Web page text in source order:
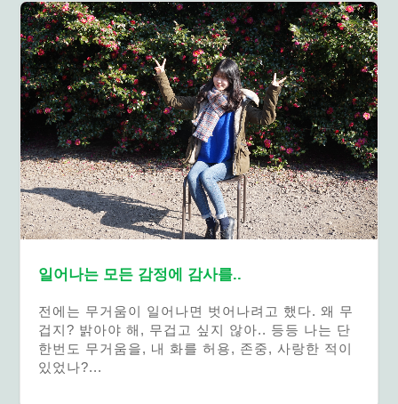
일어나는 모든 감정에 감사를..
전에는 무거움이 일어나면 벗어나려고 했다. 왜 무
겁지? 밝아야 해, 무겁고 싶지 않아.. 등등 나는 단
한번도 무거움을, 내 화를 허용, 존중, 사랑한 적이
있었나?...